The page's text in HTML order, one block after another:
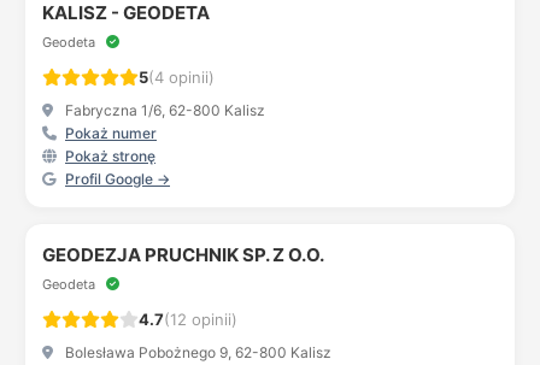
KALISZ - GEODETA
Geodeta
5(4 opinii)
Fabryczna 1/6, 62-800 Kalisz
Pokaż numer
Pokaż stronę
Profil Google →
GEODEZJA PRUCHNIK SP. Z O.O.
Geodeta
4.7(12 opinii)
Bolesława Pobożnego 9, 62-800 Kalisz